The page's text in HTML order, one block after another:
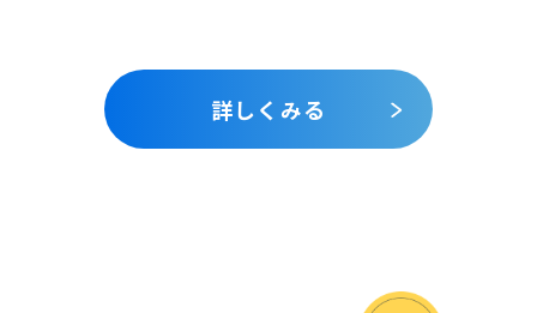
詳しくみる